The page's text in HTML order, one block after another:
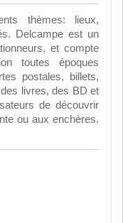
thèmes: lieux,
Delcampe est un
et compte
toutes époques
postales, billets,
livres, des BD et
de découvrir
ou aux enchères.